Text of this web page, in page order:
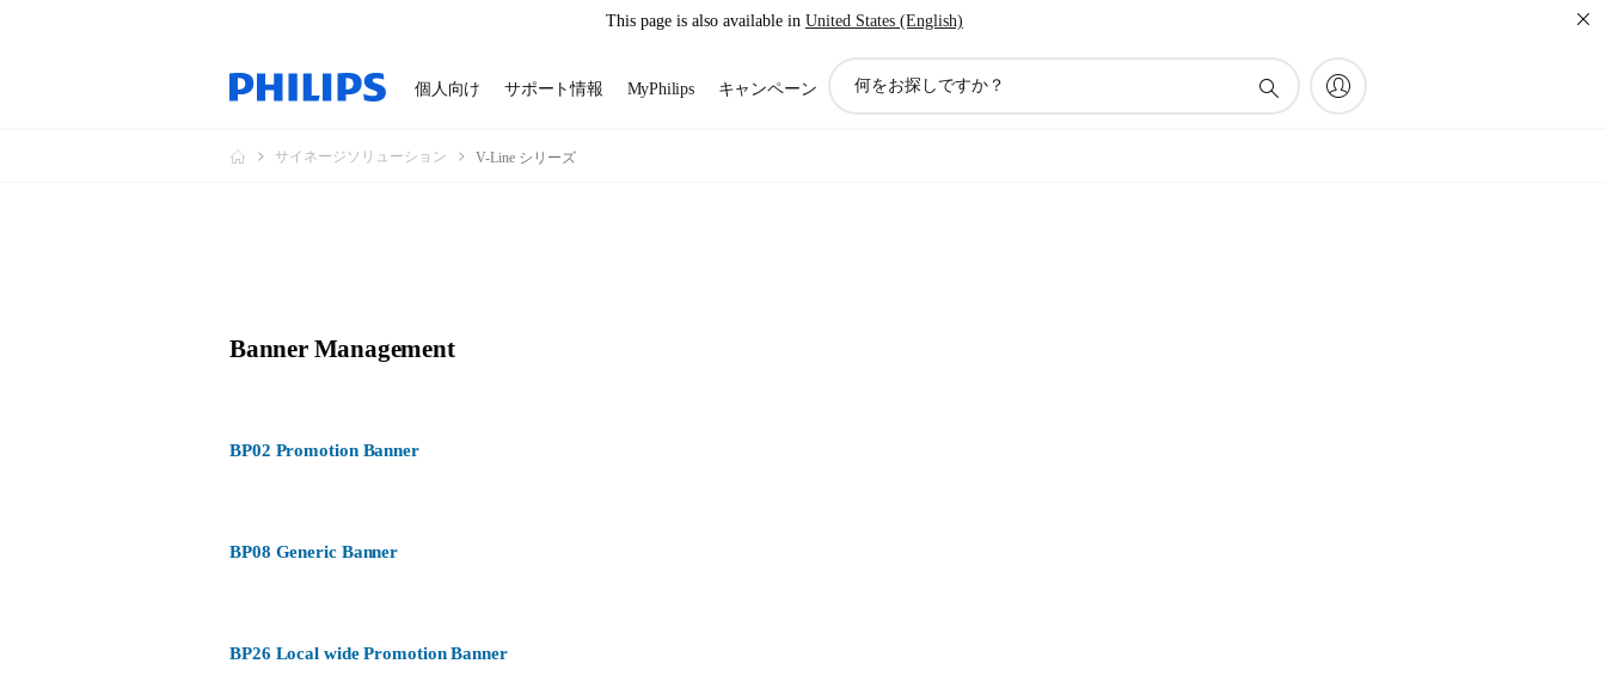
This page is also available in United States (English)
個人向け サポート情報 MyPhilips キャンペーン
サイネージソリューション V-Line シリーズ
Banner Management
BP02 Promotion Banner
BP08 Generic Banner
BP26 Local wide Promotion Banner